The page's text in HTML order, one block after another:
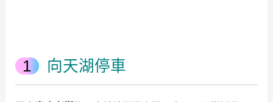
向天湖停車